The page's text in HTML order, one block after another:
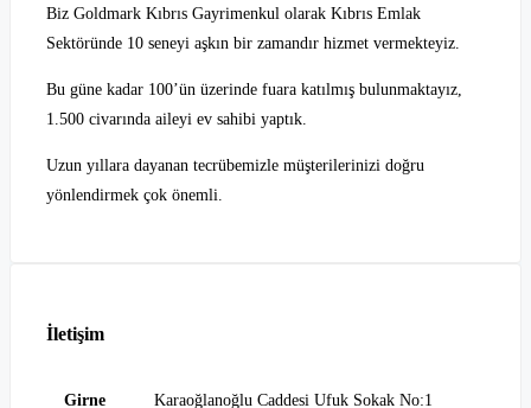
Biz Goldmark Kıbrıs Gayrimenkul olarak Kıbrıs Emlak
Sektöründe 10 seneyi aşkın bir zamandır hizmet vermekteyiz.
Bu güne kadar 100’ün üzerinde fuara katılmış bulunmaktayız,
1.500 civarında aileyi ev sahibi yaptık.
Uzun yıllara dayanan tecrübemizle müşterilerinizi doğru
yönlendirmek çok önemli.
İletişim
Girne Karaoğlanoğlu Caddesi Ufuk Sokak No:1